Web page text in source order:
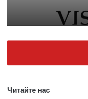
Читайте нас